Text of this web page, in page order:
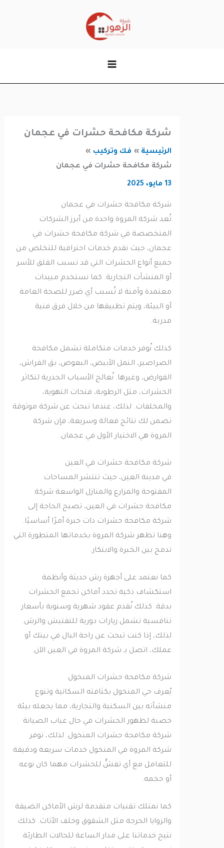
شركة مكافحة حشرات في عجمان
الرئيسية
فك وتركيب
شركة مكافحة حشرات في عجمان
شركة مكافحة حشرات في عجمان
تُعد شركة المروة واحدة من أبرز الشركات
المتخصصة في شركة مكافحة حشرات في
عجمان، حيث نقدم خدمات احترافية للتخلص من
جميع أنواع الحشرات التي قد تسبب القلق للأسر
أو المنشآت التجارية. كما نستخدم مبيدات
معتمدة وآمنة لا تُسبب أي ضرر للصحة العامة
أو البيئة، ويتم تطبيقها من خلال فرق فنية
مدربة.
كذلك نُوفر خدمات متكاملة تشمل مكافحة
الصراصير، النمل الأبيض، البعوض، بق الفراش،
القوارض، وغيرها. نُعالج الأسباب الجذرية لتكاثر
الحشرات، مثل الرطوبة، فتحات التهوية،
والمخلفات. لذلك، عندما تبحث عن شركة موثوقة
تضمن لك نتائج فعالة وسريعة، فإن شركة
المروة هي الاختيار الأول في عجمان.
شركة مكافحة حشرات في العين
في مدينة العين، حيث تنتشر المساحات
المفتوحة والمزارع والمنازل الواسعة شركة
مكافحة حشرات في العين، تصبح الحاجة إلى
شركة مكافحة حشرات ذات خبرة أمرًا أساسيًا.
وهنا تظهر شركة المروة بخدماتها المتطورة التي
تدمج بين الخبرة والابتكار.
كما نعتمد على أجهزة رش حديثة وأنظمة
استكشاف ذكية تحدد أماكن تجمع الحشرات
بدقة. كذلك نُقدم عقود شهرية وسنوية بأسعار
تنافسية تشمل زيارات دورية للتفتيش والرش.
لذلك، إذا كنت تبحث عن راحة البال في بيتك أو
عملك، اتصل بـ شركة المروة في العين الآن.
شركة مكافحة حشرات المنخول
يُعرف حي المنخول بكثافته السكانية وتنوع
منشآته بين السكنية والتجارية، مما يجعله بيئة
خصبة لظهور الحشرات في حال غياب الصيانة
شركة مكافحة حشرات المنخول. لذلك، توفر
شركة المروة في المنخول خدمات سريعة ودقيقة
للتعامل مع أي تفشٍّ للحشرات مهما كان نوعه
أو حجمه.
كما نمتلك تقنيات متقدمة لرش الأماكن الضيقة
والزوايا الحرجة مثل الشقوق وخلف الأثاث. كذلك
نتيح خدماتنا على مدار الساعة للحالات الطارئة.